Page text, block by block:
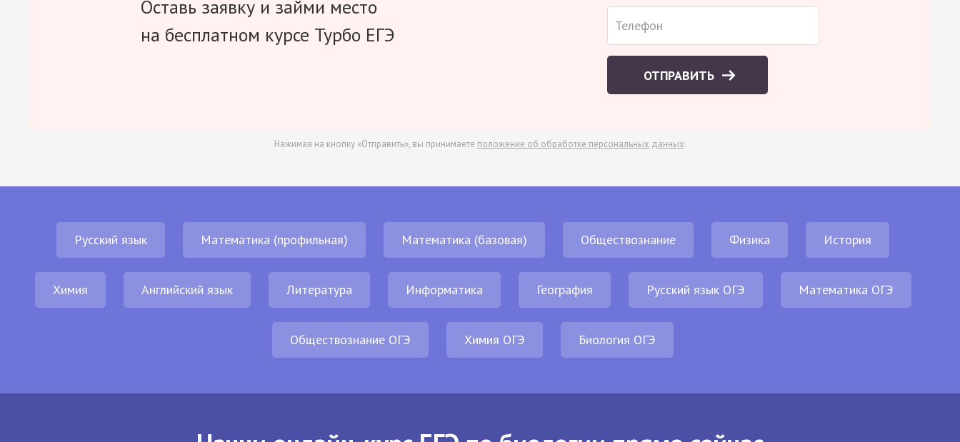
Оставь заявку и займи место
на бесплатном курсе Турбо ЕГЭ
ОТПРАВИТЬ
Нажимая на кнопку «Отправить», вы принимаете положение об обработке персональных данных.
Русский язык Математика (профильная) Математика (базовая) Обществознание Физика История
Химия Английский язык Литература Информатика География Русский язык ОГЭ Математика ОГЭ
Обществознание ОГЭ Химия ОГЭ Биология ОГЭ